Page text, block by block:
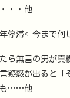
・・他
停滞←今まで何
ら無言の男が真
疑惑が出ると「
も……他